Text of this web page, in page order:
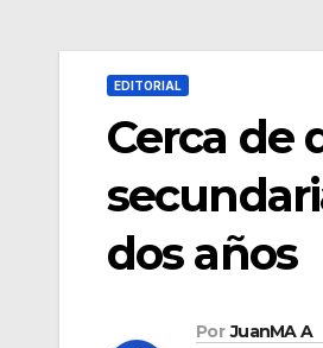
EDITORIAL
Cerca de
dos años
Por JuanMA A